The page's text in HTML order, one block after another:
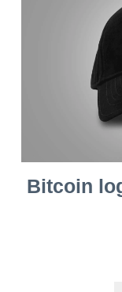
Bitcoin